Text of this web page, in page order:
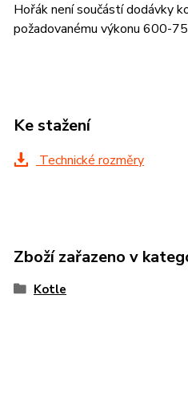
Hořák není součástí dodávky
požadovanému výkonu 600-
Ke stažení
Technické rozměry
Zboží zařazeno v
Kotle